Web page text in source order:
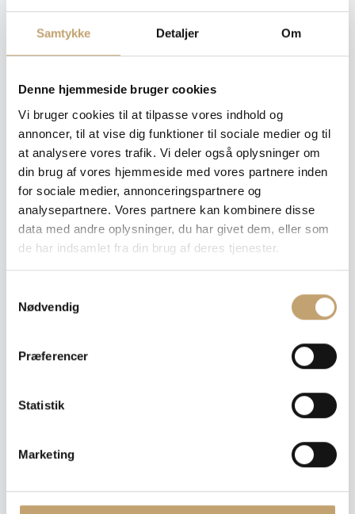
Samtykke Detaljer Om
Denne hjemmeside bruger cookies
Vi bruger cookies til at tilpasse vores indhold og
annoncer, til at vise dig funktioner til sociale medier og til
at analysere vores trafik. Vi deler også oplysninger om
din brug af vores hjemmeside med vores partnere inden
for sociale medier, annonceringspartnere og
analysepartnere. Vores partnere kan kombinere disse
data med andre oplysninger, du har givet dem, eller som
de har indsamlet fra din brug af deres tjenester.
Nødvendig
Præferencer
Statistik
Marketing
prisen på din ønskede variant
Farve
Overflade : Mat
Mat
Størrelse : 30x60 cm
Tykkelse